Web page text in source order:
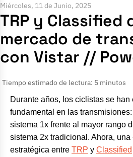
Miércoles, 11 de Junio, 2025
TRP y Classified
mercado de
con Vistar //
Tiempo estimado de lectura: 5 minutos
Durante años, los ciclistas se
fundamental en las
sistema 1x frente al mayor rango
sistema 2x tradicional. Ahora,
estratégica entre TRP y Classified